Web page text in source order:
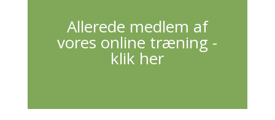
Allerede medlem af
vores online træning -
klik her